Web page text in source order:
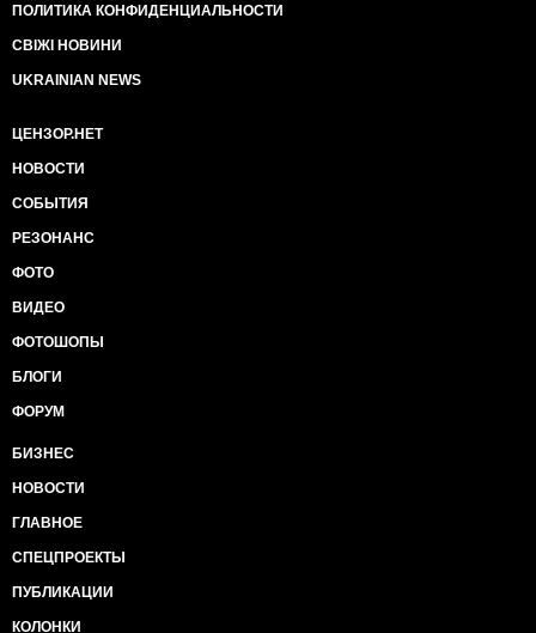
ПОЛИТИКА КОНФИДЕНЦИАЛЬНОСТИ
СВІЖІ НОВИНИ
UKRAINIAN NEWS
ЦЕНЗОР.НЕТ
НОВОСТИ
СОБЫТИЯ
РЕЗОНАНС
ФОТО
ВИДЕО
ФОТОШОПЫ
БЛОГИ
ФОРУМ
БИЗНЕС
НОВОСТИ
ГЛАВНОЕ
СПЕЦПРОЕКТЫ
ПУБЛИКАЦИИ
КОЛОНКИ